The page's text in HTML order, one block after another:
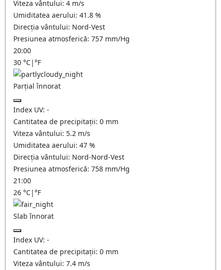
Viteza vântului: 4 m/s
Umiditatea aerului: 41.8 %
Direcția vântului: Nord-Vest
Presiunea atmosferică: 757 mm/Hg
20:00
30 °C|°F
Parțial înnorat
Index UV: -
Cantitatea de precipitații: 0 mm
Viteza vântului: 5.2 m/s
Umiditatea aerului: 47 %
Direcția vântului: Nord-Nord-Vest
Presiunea atmosferică: 758 mm/Hg
21:00
26 °C|°F
Slab înnorat
Index UV: -
Cantitatea de precipitații: 0 mm
Viteza vântului: 7.4 m/s